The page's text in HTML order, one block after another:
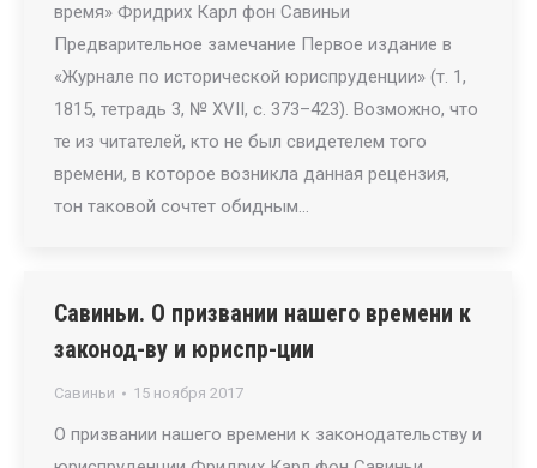
время» Фридрих Карл фон Савиньи
Предварительное замечание Первое издание в
«Журнале по исторической юриспруденции» (т. 1,
1815, тетрадь 3, № XVII, с. 373–423). Возможно, что
те из читателей, кто не был свидетелем того
времени, в которое возникла данная рецензия,
тон таковой сочтет обидным…
Савиньи. О призвании нашего времени к
законод-ву и юриспр-ции
Савиньи 15 ноября 2017
О призвании нашего времени к законодательству и